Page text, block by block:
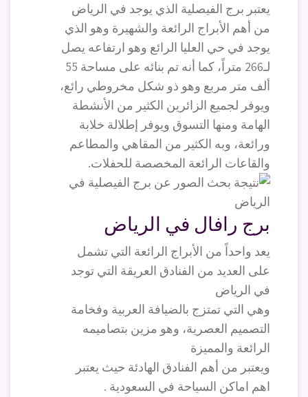
يعتبر برج الفيصلية الذي يوجد في الرياض
من أهم الأبراج الرائعة والشهيرة وهو الذي
يوجد في حي العليا الرائع وهو ارتفاعه يصل
لـ266 متراً، كما أنه تم بنائه على مساحة 55
ألف متر مربع وهو ذو شكل مخروطي رائع،
ويوفر لجميع الزائرين الكثير من الأنشطة
الهامة ومنها التسوق ويوفر إطلالة خلابة
ورائعة، وبه الكثير من المقاهي والمطاعم
والقاعات الرائعة المخصصة للحفلات.
برج رافال في الرياض
يعد واحداً من الأبراج الرائعة التي تشمل
على العديد من الفنادق العريقة التي توجد
في الرياض
وهي التي تمتزج بالضيافة العربية وفخامة
التصميم العصرية، وهو مزين بتصاميمه
الرائعة والمميزة
ويعتبر من أهم الفنادق الهادئة حيث يعتبر
اهم اماكن السياحة في السعودية .